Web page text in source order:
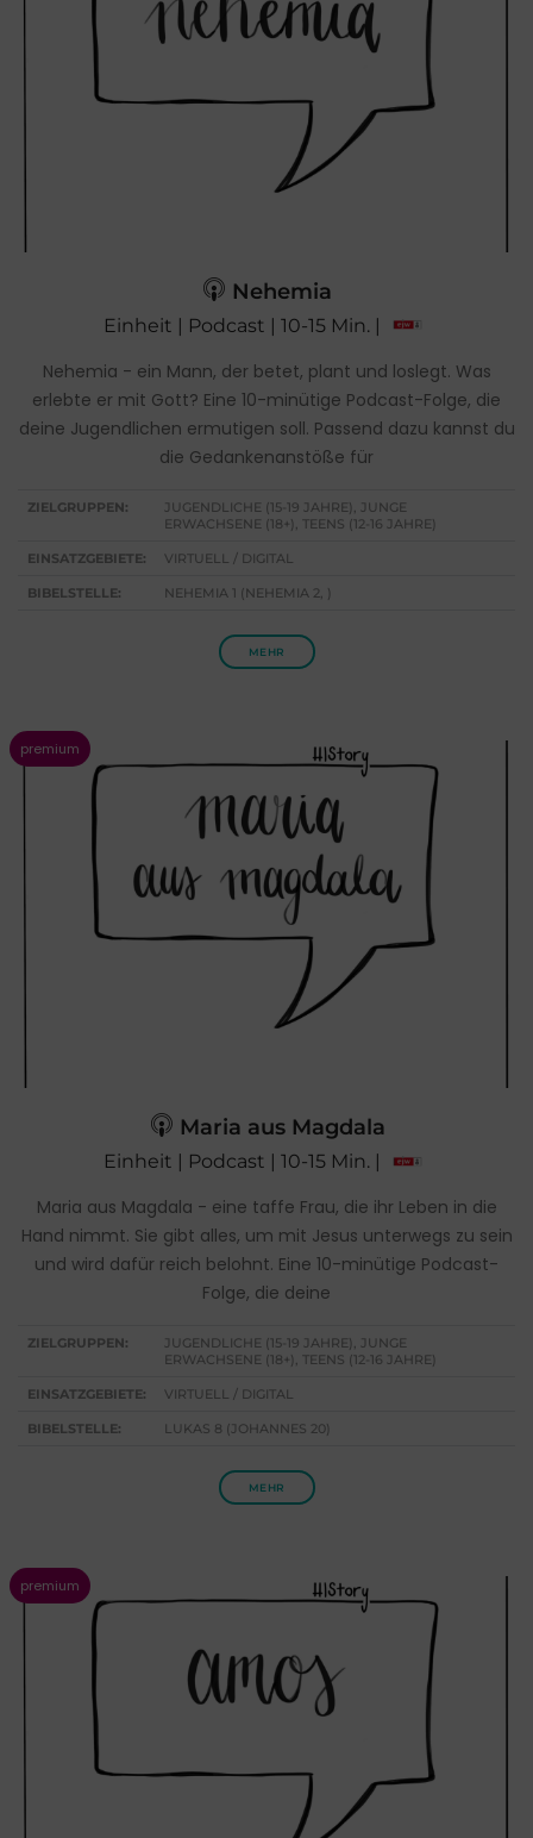
Nehemia
Einheit | Podcast | 10-15 Min. |
Nehemia - ein Mann, der betet, plant und loslegt. Was
erlebte er mit Gott? Eine 10-minütige Podcast-Folge, die
deine Jugendlichen ermutigen soll. Passend dazu kannst du
die Gedankenanstöße für
ZIELGRUPPEN:
JUGENDLICHE (15-19 JAHRE), JUNGE
ERWACHSENE (18+), TEENS (12-16 JAHRE)
EINSATZGEBIETE: VIRTUELL / DIGITAL
BIBELSTELLE: NEHEMIA 1 (NEHEMIA 2, )
MEHR
Maria aus Magdala
Einheit | Podcast | 10-15 Min. |
Maria aus Magdala - eine taffe Frau, die ihr Leben in die
Hand nimmt. Sie gibt alles, um mit Jesus unterwegs zu sein
und wird dafür reich belohnt. Eine 10-minütige Podcast-
Folge, die deine
ZIELGRUPPEN:
JUGENDLICHE (15-19 JAHRE), JUNGE
ERWACHSENE (18+), TEENS (12-16 JAHRE)
EINSATZGEBIETE: VIRTUELL / DIGITAL
BIBELSTELLE: LUKAS 8 (JOHANNES 20)
MEHR